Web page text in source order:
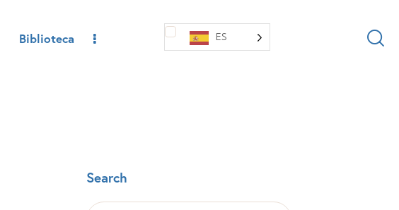
Biblioteca ES
Search